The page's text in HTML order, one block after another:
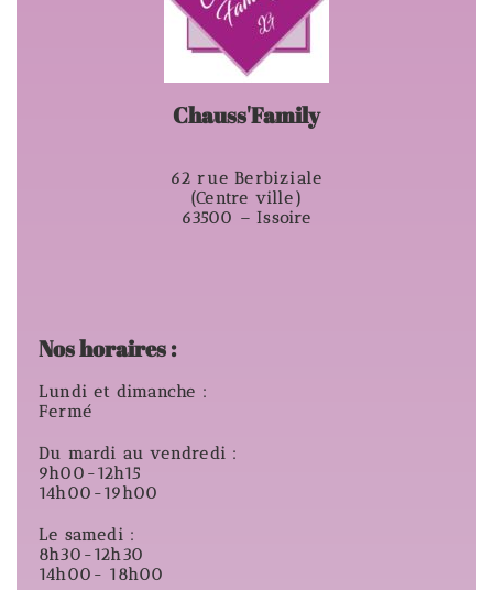
Chauss'Family
62 rue Berbiziale
(Centre ville)
63500 – Issoire
Nos horaires :
Lundi et dimanche :
Fermé
Du mardi au vendredi :
9h00-12h15
14h00-19h00
Le samedi :
8h30-12h30
14h00- 18h00